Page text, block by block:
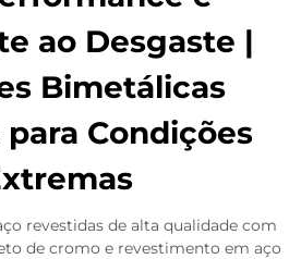
ao Desgaste |
Bimetálicas
Condições
revestidas de alta qualidade com
de cromo e revestimento em aço